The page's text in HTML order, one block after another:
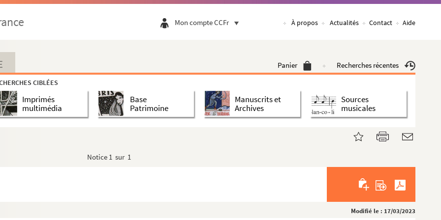
Mon compte CCFr À propos Actualités Contact Aide
Panier Recherches récentes
CIBLÉES
Imprimés
multimédia
Base
Patrimoine
Manuscrits et
Archives
Sources
musicales
Notice 1 sur 1
Modifié le : 17/03/2023
poésies
Corréard avec Zoé Boudreaux